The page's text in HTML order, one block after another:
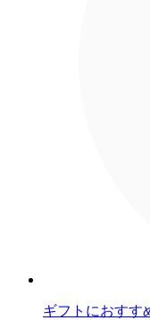
ギフトにおすす